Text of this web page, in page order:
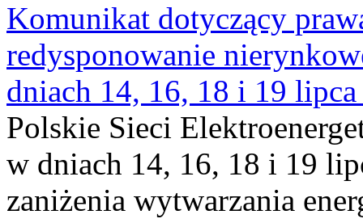
Komunikat dotyczący
redysponowanie
dniach 14, 16, 18 i 19
Polskie Sieci
w dniach 14, 16, 18 i 19
zaniżenia wytwarzania